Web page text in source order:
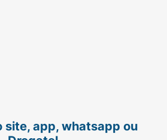
site, app, whatsapp ou